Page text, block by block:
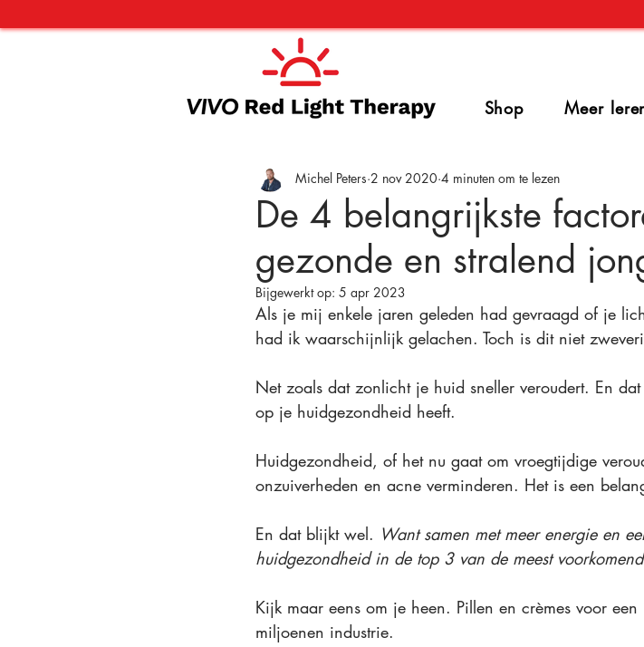
Shop Meer
De 4 belangrijkste
gezonde en stralend
Michel Peters 2 nov 2020 4 minuten om te lezen
Bijgewerkt op: 5 apr 2023
Als je mij enkele jaren geleden had gevraagd of je
had ik waarschijnlijk gelachen. Toch is dit niet
Net zoals dat zonlicht je huid sneller veroudert. En
op je huidgezondheid heeft.
Huidgezondheid, of het nu gaat om vroegtijdige
onzuiverheden en acne verminderen. Het is een
En dat blijkt wel. Want samen met meer energie en
huidgezondheid in de top 3 van de meest
Kijk maar eens om je heen. Pillen en crèmes voor
miljoenen industrie.